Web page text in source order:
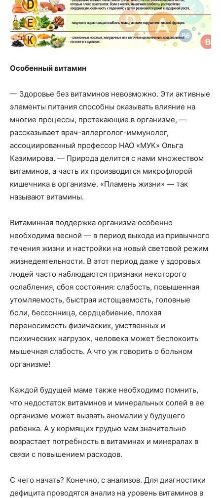
Особенный витамин
— Здоровье без витаминов невозможно. Эти активные
элементы питания способны оказывать влияние на
многие процессы, протекающие в организме, —
рассказывает врач-аллерголог-иммунолог,
ассоциированный профессор НАО «МУК» Ольга
Казимирова. — Природа делится с нами множеством
витаминов, а часть их производится микрофлорой
кишечника в организме. «Пламень жизни» — так
называют витамины.
Витаминная поддержка организма особенно
необходима весной — в период выхода из привычного
течения жизни и настройки на новый световой режим
жизнедеятельности. В этот период даже у здоровых
людей часто наблюдаются признаки некоторого
ослабления, сбоя состояния: слабость, повышенная
утомляемость, быстрая истощаемость, головные
боли, бессонница, сердцебиение, плохая
переносимость физических, умственных и
психических нагрузок, человека может беспокоить
мышечная слабость. А что уж говорить о больном
организме!
Каждой будущей маме также необходимо помнить,
что недостаток витаминов и минеральных солей в ее
организме может вызвать аномалии у будущего
ребенка. А у кормящих грудью мам значительно
возрастает потребность в витаминах и минералах в
связи с повышением расходов.
С чего начать? Конечно, с анализов. Для диагностики
дефицита проводятся анализ на уровень витаминов в